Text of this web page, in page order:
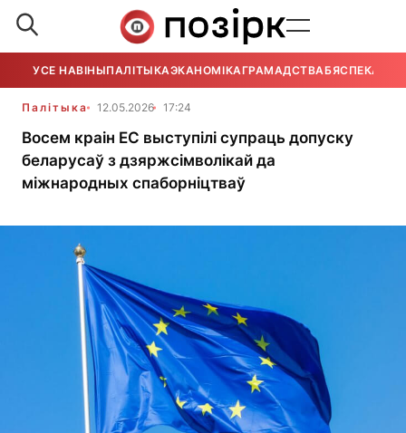
УСЕ НАВІНЫПАЛІТЫКАЭКАНОМІКАГРАМАДСТВАБЯСПЕКА
Палітыка 12.05.2026 17:24
Восем краін ЕС выступілі супраць допуску
беларусаў з дзяржсімволікай да
міжнародных спаборніцтваў